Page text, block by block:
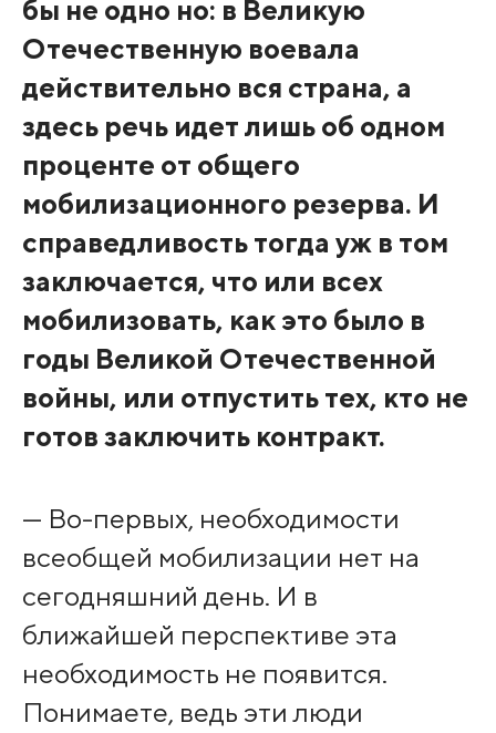
бы не одно но: в Великую
Отечественную воевала
действительно вся страна, а
здесь речь идет лишь об одном
проценте от общего
мобилизационного резерва. И
справедливость тогда уж в том
заключается, что или всех
мобилизовать, как это было в
годы Великой Отечественной
войны, или отпустить тех, кто не
готов заключить контракт.
— Во-первых, необходимости
всеобщей мобилизации нет на
сегодняшний день. И в
ближайшей перспективе эта
необходимость не появится.
Понимаете, ведь эти люди